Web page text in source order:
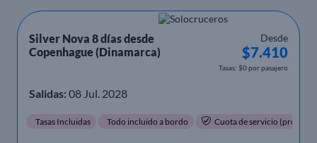
Silver Nova 8 días desde
Copenhague (Dinamarca)
Desde
$7.410
Tasas: $0 por pasajero
Salidas: 08 Jul. 2028
Tasas Incluidas Todo incluido a bordo Cuota de servicio